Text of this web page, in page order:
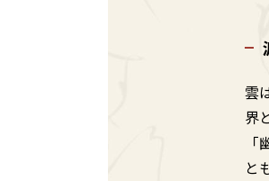
雲
界
と